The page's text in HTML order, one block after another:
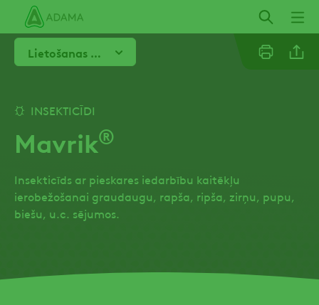
Izlaist
Lietošanas norādījumi
INSEKTICĪDI
Mavrik®
Insekticīds ar pieskares iedarbību kaitēkļu
ierobežošanai graudaugu, rapša, ripša, zirņu, pupu,
biešu, u.c. sējumos.